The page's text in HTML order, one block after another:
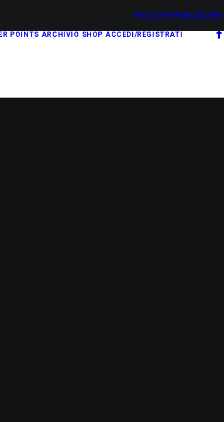
FAQ DISTRIBUZIONE
POINTS ARCHIVIO SHOP ACCEDI/REGISTRATI